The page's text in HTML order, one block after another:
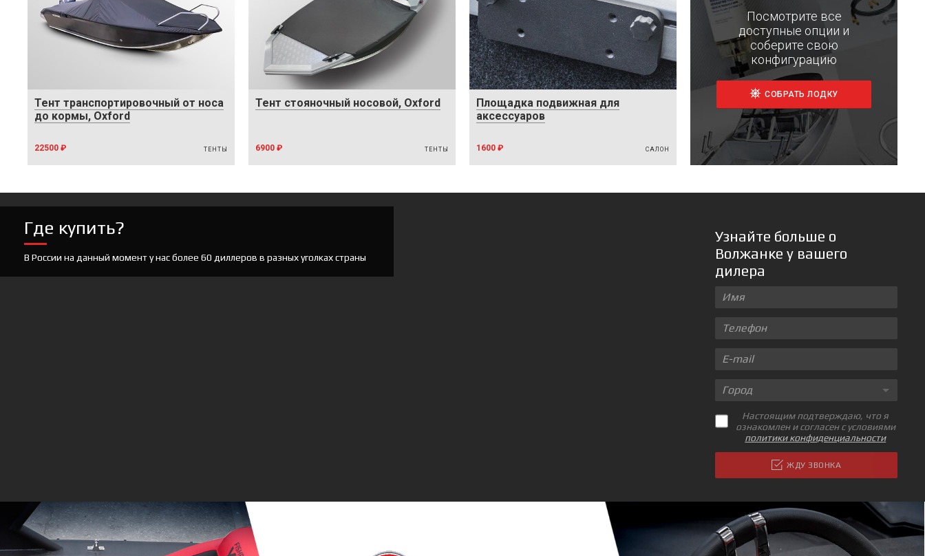
Тент транспортировочный от носа
до кормы, Oxford
22500 ₽ ТЕНТЫ
Тент стояночный носовой, Oxford
6900 ₽ ТЕНТЫ
Площадка подвижная для
аксессуаров
1600 ₽ САЛОН
Посмотрите все
доступные опции и
соберите свою
конфигурацию
СОБРАТЬ ЛОДКУ
Где купить?
В России на данный момент у нас более 60 диллеров в разных уголках страны
Узнайте больше о
Волжанке у вашего
дилера
Город
Настоящим подтверждаю, что я
ознакомлен и согласен с условиями
политики конфиденциальности
ЖДУ ЗВОНКА